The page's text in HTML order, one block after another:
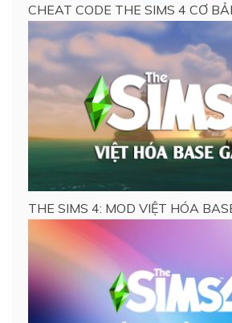
CHEAT CODE THE SIMS 4 CƠ
THE SIMS 4: MOD VIỆT HÓA